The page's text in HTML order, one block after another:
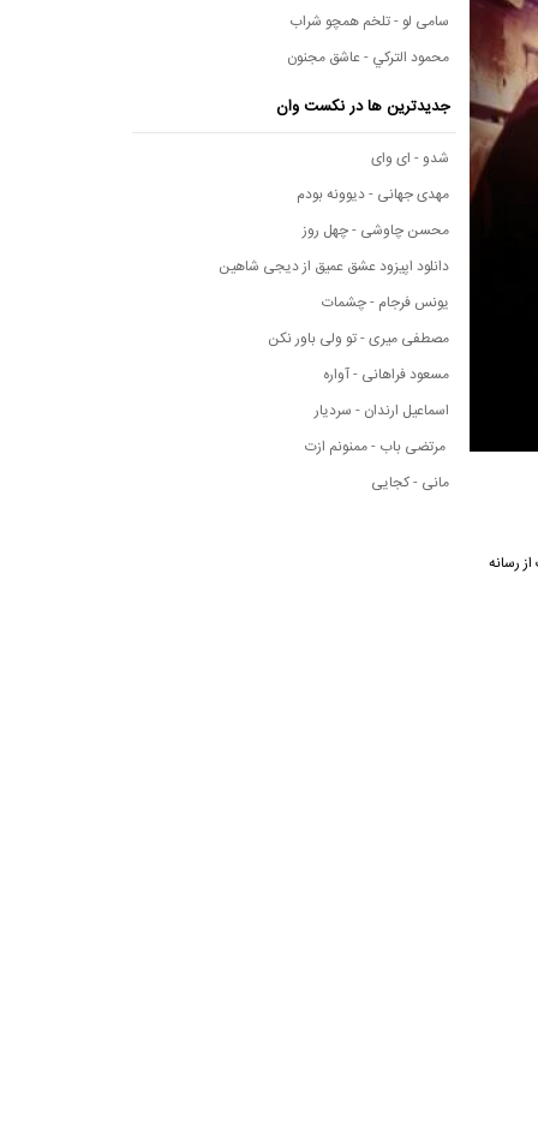
از رسانه
سامی لو - تلخم همچو شراب
محمود التركي - عاشق مجنون
جدیدترین ها در نکست وان
شدو - ای وای
مهدی جهانی - دیوونه بودم
محسن چاوشی - چهل روز
دانلود اپیزود عشق عمیق از دیجی شاهین
یونس فرجام - چشمات
مصطفی میری - تو ولی باور نکن
مسعود فراهانی - آواره
اسماعیل ارندان - سردیار
مرتضی باب - ممنونم ازت
مانی - کجایی